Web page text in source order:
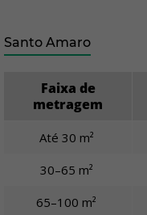
Santo Amaro
Faixa de
metragem
Até 30 m²
30–65 m²
65–100 m²